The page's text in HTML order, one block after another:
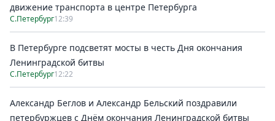
движение транспорта в центре Петербурга
С.Петербург12:39
В Петербурге подсветят мосты в честь Дня окончания
Ленинградской битвы
С.Петербург12:22
Александр Беглов и Александр Бельский поздравили
петербуржцев с Днём окончания Ленинградской битвы